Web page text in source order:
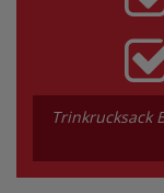
Trinkrucksack